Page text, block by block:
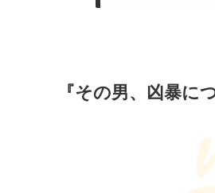
『その男、凶暴に